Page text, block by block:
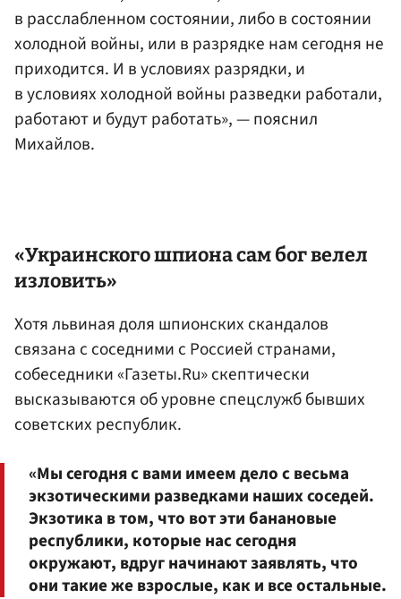
в расслабленном состоянии, либо в состоянии
холодной войны, или в разрядке нам сегодня не
приходится. И в условиях разрядки, и
в условиях холодной войны разведки работали,
работают и будут работать», — пояснил
Михайлов.
«Украинского шпиона сам бог велел
изловить»
Хотя львиная доля шпионских скандалов
связана с соседними с Россией странами,
собеседники «Газеты.Ru» скептически
высказываются об уровне спецслужб бывших
советских республик.
«Мы сегодня с вами имеем дело с весьма
экзотическими разведками наших соседей.
Экзотика в том, что вот эти банановые
республики, которые нас сегодня
окружают, вдруг начинают заявлять, что
они такие же взрослые, как и все остальные.